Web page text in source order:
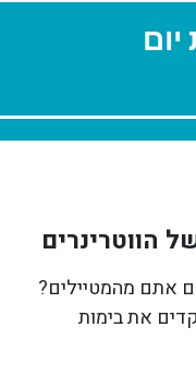
הווטרינרים
אתם מהמטיילים?
את בימות